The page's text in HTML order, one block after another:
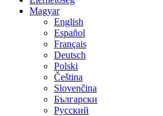
Magyar
English
Español
Français
Deutsch
Polski
Čeština
Slovenčina
Български
Русский